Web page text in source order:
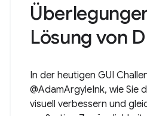
Lösung von
In der heutigen GUI
@AdamArgyleInk, wie Sie
visuell verbessern und